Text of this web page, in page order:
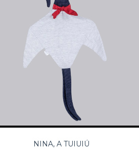
NINA, A TUIUIÚ